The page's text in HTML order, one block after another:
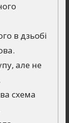
в дзьобі
але не
схема